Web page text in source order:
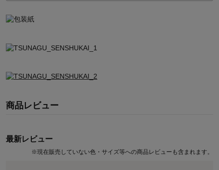
商品レビュー
最新レビュー
※現在販売していない色・サイズ等への商品レビューも含まれます。